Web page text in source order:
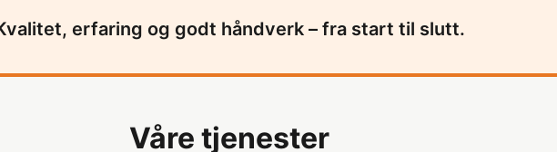
erfaring og godt håndverk – fra start til slutt.
Våre tjenester